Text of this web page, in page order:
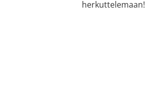
herkuttelemaan!